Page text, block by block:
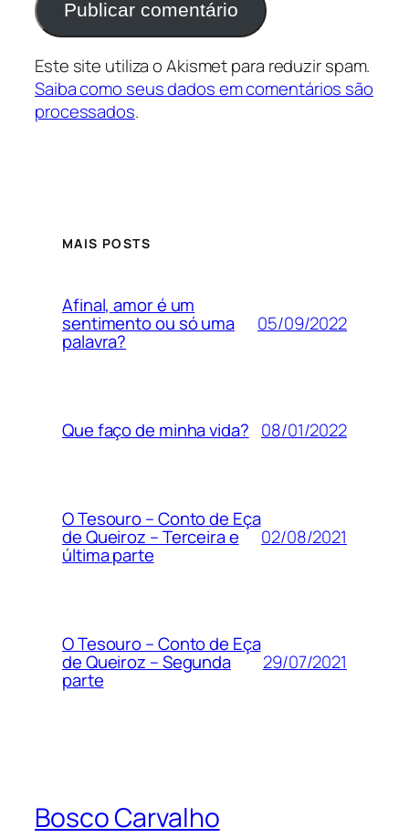
Este site utiliza o Akismet para reduzir spam.
Saiba como seus dados em comentários são
processados.
MAIS POSTS
Afinal, amor é um
sentimento ou só uma
palavra?
05/09/2022
Que faço de minha vida? 08/01/2022
O Tesouro – Conto de Eça
de Queiroz – Terceira e
última parte
02/08/2021
O Tesouro – Conto de Eça
de Queiroz – Segunda
parte
29/07/2021
Bosco Carvalho